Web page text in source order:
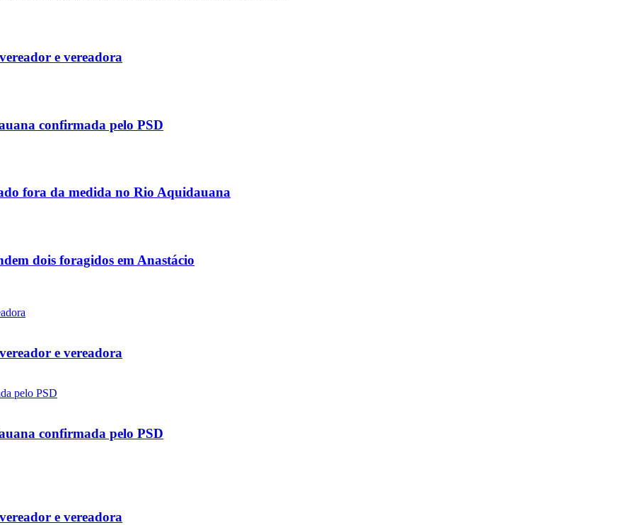
e vereadora
confirmada pelo PSD
fora da medida no Rio Aquidauana
dois foragidos em Anastácio
e vereadora
confirmada pelo PSD
e vereadora